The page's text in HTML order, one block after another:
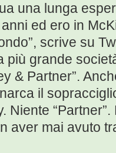
una lunga
ed ero in
scrive su
più grande
& Partner”.
il
Niente
aver mai avuto